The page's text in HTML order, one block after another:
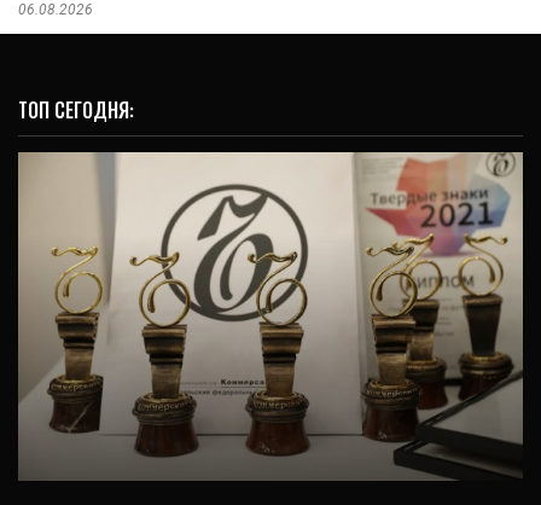
06.08.2026
ТОП СЕГОДНЯ:
КУЛЬТУРА
Алексей Орлов наградил победителей
премии «Твёрдые знаки»